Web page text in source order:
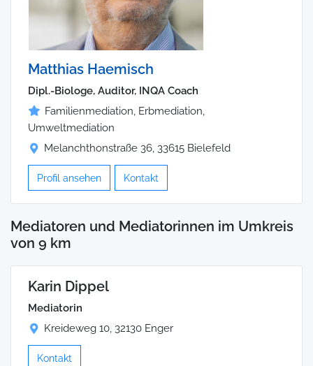
Matthias Haemisch
Dipl.-Biologe, Auditor, INQA Coach
Familienmediation, Erbmediation,
Umweltmediation
Melanchthonstraße 36, 33615 Bielefeld
Profil ansehen Kontakt
Mediatoren und Mediatorinnen im Umkreis
von 9 km
Karin Dippel
Mediatorin
Kreideweg 10, 32130 Enger
Kontakt